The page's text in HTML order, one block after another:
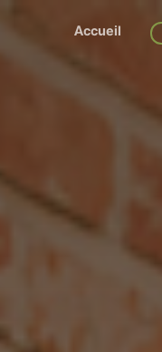
Accueil